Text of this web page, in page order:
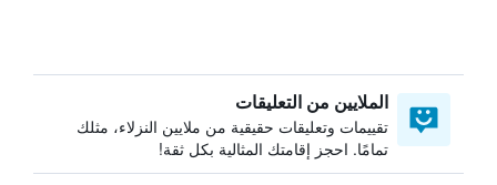
الملايين من التعليقات
تقييمات وتعليقات حقيقية من ملايين النزلاء، مثلك
تمامًا. احجز إقامتك المثالية بكل ثقة!